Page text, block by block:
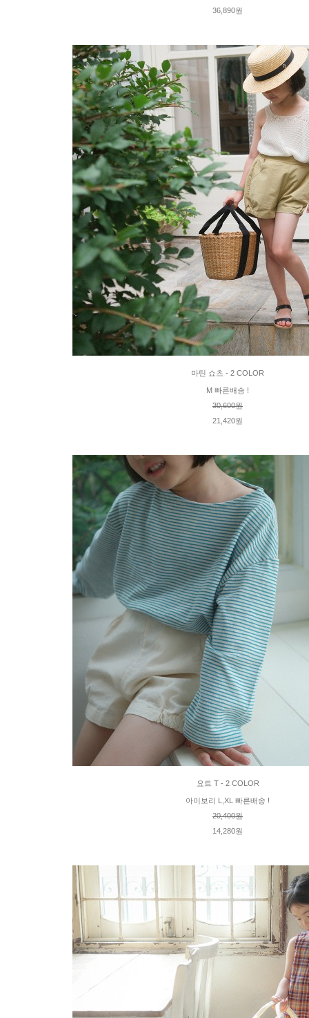
36,890원
마틴 쇼츠 - 2 COLOR
M 빠른배송 !
30,600원
21,420원
요트 T - 2 COLOR
아이보리 L,XL 빠른배송 !
20,400원
14,280원